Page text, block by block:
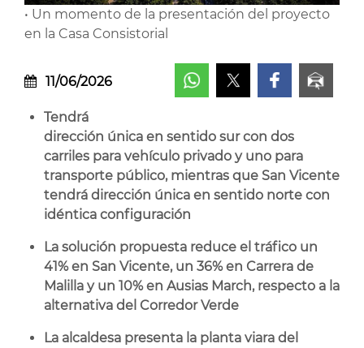
• Un momento de la presentación del proyecto
en la Casa Consistorial
11/06/2026
Tendrá
dirección única en sentido sur con dos
carriles para vehículo privado y uno para
transporte público, mientras que San Vicente
tendrá dirección única en sentido norte con
idéntica configuración
La solución propuesta reduce el tráfico un
41% en San Vicente, un 36% en Carrera de
Malilla y un 10% en Ausias March, respecto a la
alternativa del Corredor Verde
La alcaldesa presenta la planta viara del